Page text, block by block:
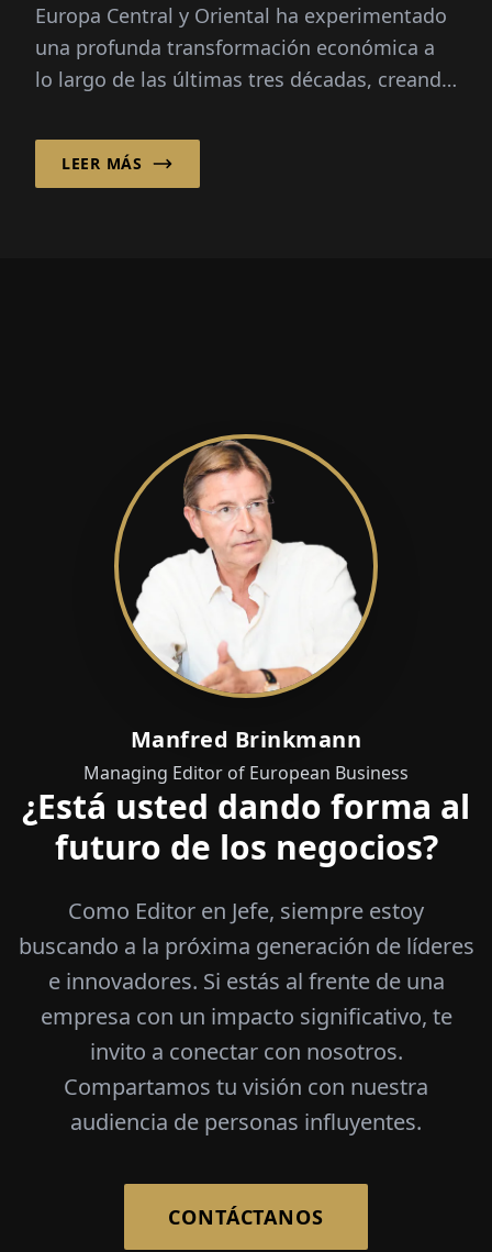
en cambio
Europa Central y Oriental ha experimentado
una profunda transformación económica a
lo largo de las últimas tres décadas, creando
empresas que operan en mercados en
rápida evolución.
LEER MÁS
Manfred Brinkmann
Managing Editor of European Business
¿Está usted dando forma al
futuro de los negocios?
Como Editor en Jefe, siempre estoy
buscando a la próxima generación de líderes
e innovadores. Si estás al frente de una
empresa con un impacto significativo, te
invito a conectar con nosotros.
Compartamos tu visión con nuestra
audiencia de personas influyentes.
CONTÁCTANOS